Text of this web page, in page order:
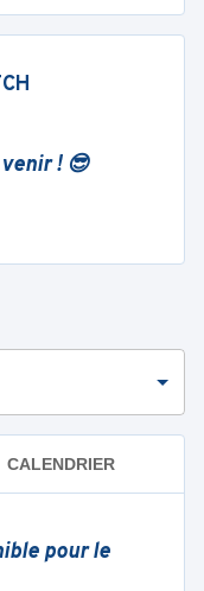
venir ! 😎
CALENDRIER
pour le